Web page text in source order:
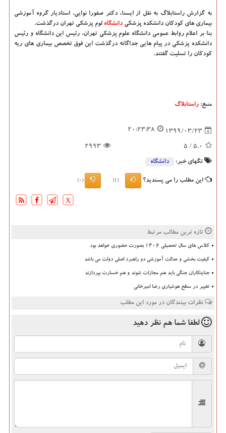
به گزارش راستابلاگ به نقل از ایسنا، دکتر صفورا نوایی، استادیار گروه آموزشی
بیماری های کودکان دانشکده پزشکی دانشگاه‌ لوم پزشکی تهران درگذشت.
بنا بر اعلام روابط عمومی دانشگاه علوم پزشکی تهران، رئیس این دانشگاه و رئیس
دانشکده پزشکی در پیام هایی جداگانه درگذشت این فوق تخصص بیماری های ریه
کودکان را تسلیت گفتند.
منبع: راستابلاگ
1399/03/23
20:23:38
5.0
/ 5
2993
تگهای خبر: دانشگاه‌
این مطلب را می پسندید؟ (1)
(0)
X
تازه ترین مطالب مرتبط
کلاس های سال تحصیلی ۱۴۰۶ بصورت حضوری خواهد بود
کیفیت بخشی و عدالت آموزشی دو راهبرد اصلی دولت می باشد
جنایتکاران جنگی باید هم مجازات شوند و هم خسارت بپردازند
تغییر در سطح هوشیاری رضا امیرخانی
نظرات بینندگان در مورد این مطلب
لطفا شما هم نظر دهید